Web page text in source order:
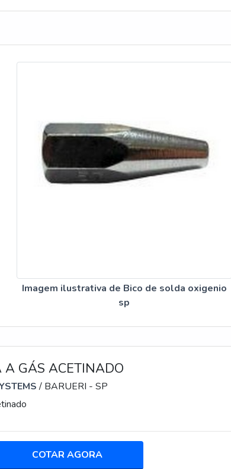
Imagem ilustrativa de Bico de solda oxigenio
sp
GÁS ACETINADO
/ BARUERI - SP
COTAR AGORA